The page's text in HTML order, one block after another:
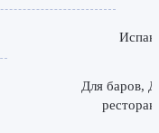
Для баров,